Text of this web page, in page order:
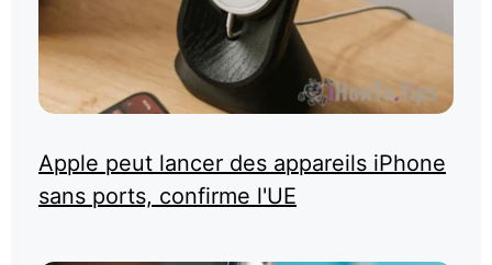
Apple peut lancer des appareils iPhone
sans ports, confirme l'UE